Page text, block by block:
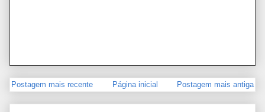
Postagem mais recente Postagem mais antiga
Página inicial